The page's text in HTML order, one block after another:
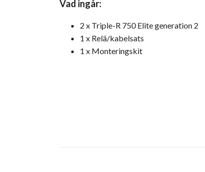
Vad ingår:
2 x Triple-R 750 Elite generation 2
1 x Relä/kabelsats
1 x Monteringskit